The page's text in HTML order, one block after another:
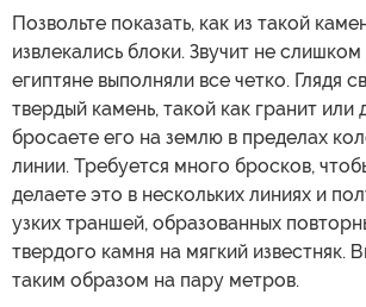
Позвольте показать, как из такой
извлекались блоки. Звучит не
египтяне выполняли все четко. Глядя
твердый камень, такой как гранит или
бросаете его на землю в пределах
линии. Требуется много бросков,
делаете это в нескольких линиях и
узких траншей, образованных
твердого камня на мягкий известняк.
таким образом на пару метров.